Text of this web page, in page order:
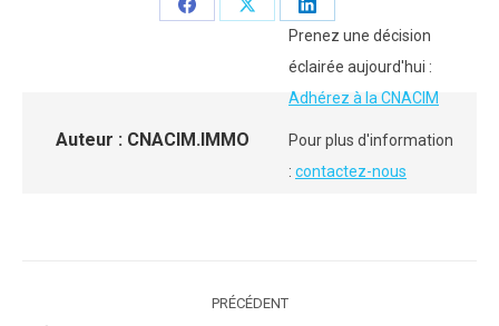
Prenez une décision
éclairée aujourd'hui :
Adhérez à la CNACIM
Pour plus d'information
: contactez-nous
PartagerPartagerPartager
Auteur : CNACIM.IMMO
PRÉCÉDENT